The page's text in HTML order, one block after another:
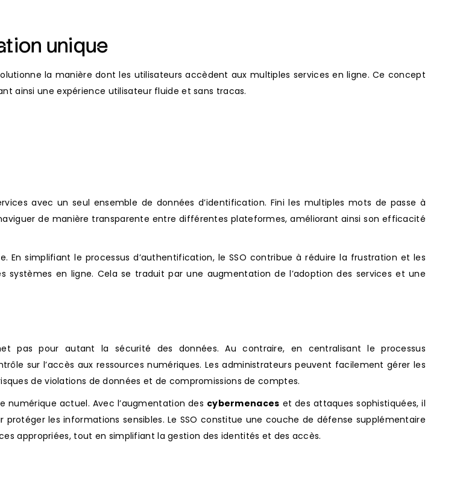
unique
la manière dont les utilisateurs accèdent aux multiples services en ligne. Ce concept
ainsi une expérience utilisateur fluide et sans tracas.
avec un seul ensemble de données d’identification. Fini les multiples mots de passe à
de manière transparente entre différentes plateformes, améliorant ainsi son efficacité
simplifiant le processus d’authentification, le SSO contribue à réduire la frustration et les
en ligne. Cela se traduit par une augmentation de l’adoption des services et une
pas pour autant la sécurité des données. Au contraire, en centralisant le processus
sur l’accès aux ressources numériques. Les administrateurs peuvent facilement gérer les
de violations de données et de compromissions de comptes.
numérique actuel. Avec l’augmentation des cybermenaces et des attaques sophistiquées, il
les informations sensibles. Le SSO constitue une couche de défense supplémentaire
appropriées, tout en simplifiant la gestion des identités et des accès.